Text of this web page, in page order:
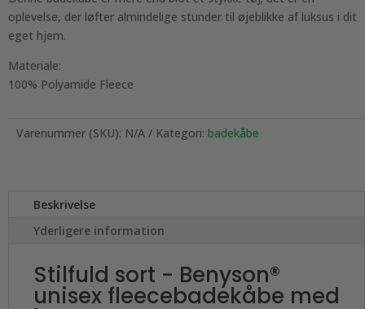
oplevelse, der løfter almindelige stunder til øjeblikke af luksus i dit
eget hjem.
Materiale:
100% Polyamide Fleece
Varenummer (SKU): N/A Kategori: badekåbe
Beskrivelse
Yderligere information
Stilfuld sort - Benyson®
unisex fleecebadekåbe med